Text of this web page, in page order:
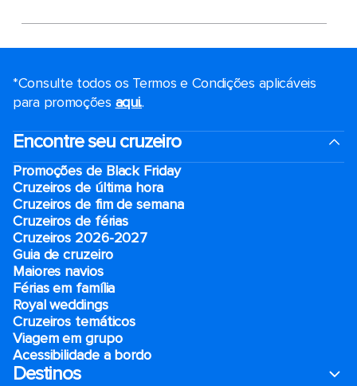
*Consulte todos os Termos e Condições aplicáveis ​​
para promoções aqui..
Encontre seu cruzeiro
Promoções de Black Friday
Cruzeiros de última hora
Cruzeiros de fim de semana
Cruzeiros de férias
Cruzeiros 2026-2027
Guia de cruzeiro
Maiores navios
Férias em família
Royal weddings
Cruzeiros temáticos
Viagem em grupo
Acessibilidade a bordo
Destinos